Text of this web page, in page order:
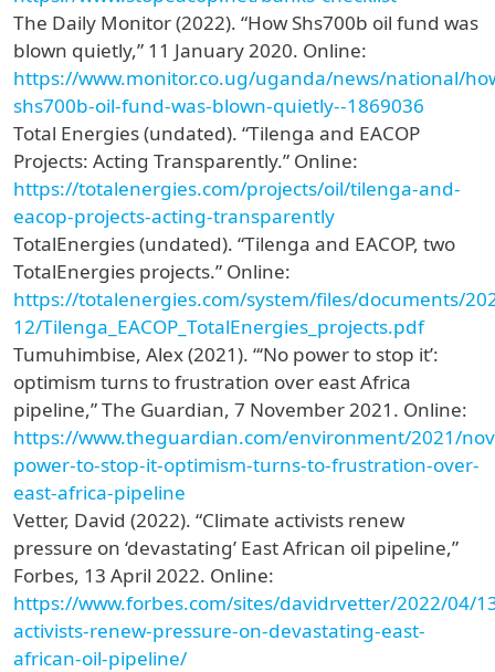
The Daily Monitor (2022). “How Shs700b oil fund was
blown quietly,” 11 January 2020. Online:
https://www.monitor.co.ug/uganda/news/national/
shs700b-oil-fund-was-blown-quietly--1869036
Total Energies (undated). “Tilenga and EACOP
Projects: Acting Transparently.” Online:
https://totalenergies.com/projects/oil/tilenga-and-
eacop-projects-acting-transparently
TotalEnergies (undated). “Tilenga and EACOP, two
TotalEnergies projects.” Online:
https://totalenergies.com/system/files/documents/
12/Tilenga_EACOP_TotalEnergies_projects.pdf
Tumuhimbise, Alex (2021). “‘No power to stop it’:
optimism turns to frustration over east Africa
pipeline,” The Guardian, 7 November 2021. Online:
https://www.theguardian.com/environment/2021/
power-to-stop-it-optimism-turns-to-frustration-over-
east-africa-pipeline
Vetter, David (2022). “Climate activists renew
pressure on ‘devastating’ East African oil pipeline,”
Forbes, 13 April 2022. Online:
https://www.forbes.com/sites/davidrvetter/2022/04/
activists-renew-pressure-on-devastating-east-
african-oil-pipeline/